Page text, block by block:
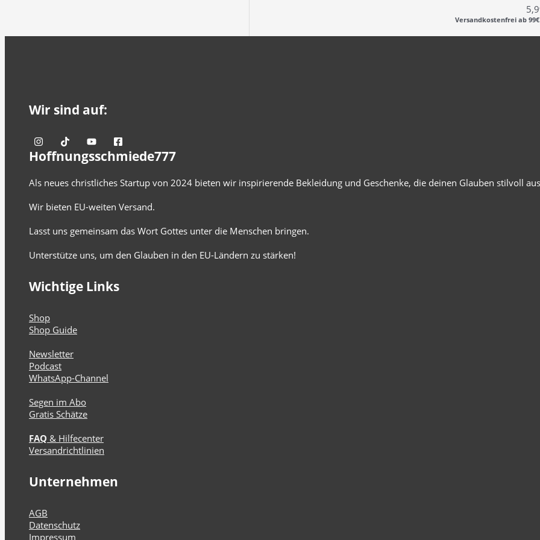
Versandkostenfrei ab 99€
Wir sind auf:
Hoffnungsschmiede777
Als neues christliches Startup von 2024 bieten wir inspirierende Bekleidung und Geschenke, die deinen Glauben stilvoll
Wir bieten EU-weiten Versand.
Lasst uns gemeinsam das Wort Gottes unter die Menschen bringen.
Unterstütze uns, um den Glauben in den EU-Ländern zu stärken!
Wichtige Links
Shop
Shop Guide
Newsletter
Podcast
WhatsApp-Channel
Segen im Abo
Gratis Schätze
FAQ & Hilfecenter
Versandrichtlinien
Unternehmen
AGB
Datenschutz
Impressum